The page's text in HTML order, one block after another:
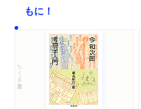
もに！
ちくま文庫